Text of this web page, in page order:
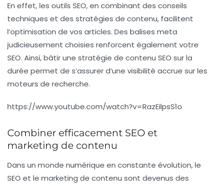
En effet, les outils SEO, en combinant des conseils
techniques et des stratégies de contenu, facilitent
l’optimisation de vos articles. Des balises meta
judicieusement choisies renforcent également votre
SEO. Ainsi, bâtir une stratégie de contenu SEO sur la
durée permet de s’assurer d’une visibilité accrue sur les
moteurs de recherche.
https://www.youtube.com/watch?v=RazEilpsS1o
Combiner efficacement SEO et
marketing de contenu
Dans un monde numérique en constante évolution,le
SEO et le marketing de contenu sont devenus des